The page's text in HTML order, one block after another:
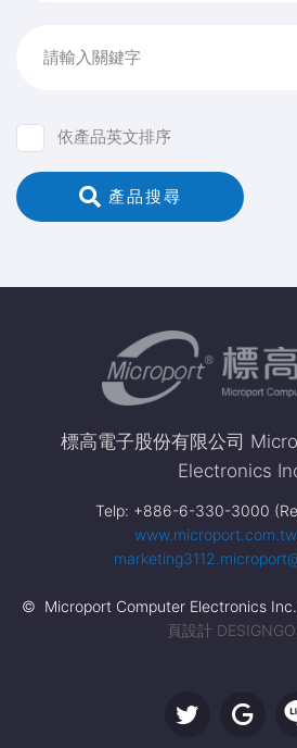
請輸入關鍵字
依產品英文排序
產品搜尋
標高電子股份有限公司
Electronics
Telp: +886-6-330-3000
www.microport.com.tw
© Microport Computer Electronics Inc.
頁設計